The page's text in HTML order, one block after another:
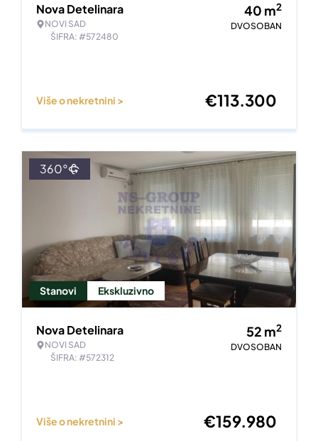
Nova Detelinara
NOVI SAD
ŠIFRA: #572480
40 m2
DVOSOBAN
Više o nekretnini > €113.300
Stanovi Ekskluzivno
360°
Nova Detelinara
NOVI SAD
ŠIFRA: #572312
52 m2
DVOSOBAN
Više o nekretnini > €159.980